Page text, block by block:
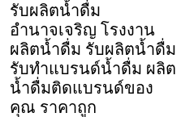
รับผลิตน้ำดื่ม
อำนาจเจริญ โรงงาน
ผลิตน้ำดื่ม รับผลิตน้ำดื่ม
รับทำแบรนด์น้ำดื่ม ผลิต
น้ำดื่มติดแบรนด์ของ
คุณ ราคาถูก